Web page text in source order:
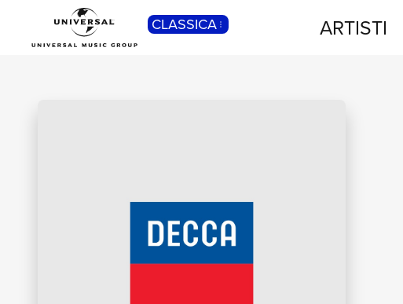
CLASSICA ARTISTI
POP